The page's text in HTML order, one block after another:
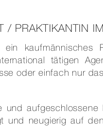
/ PRAKTIKANTIN
ein kaufmännisches
tätigen
oder einfach nur
und
und neugierig auf